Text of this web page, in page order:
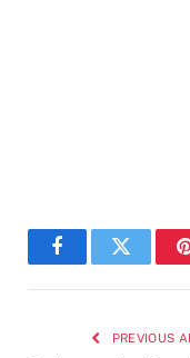
FacebookTwitter
PREVIOUS